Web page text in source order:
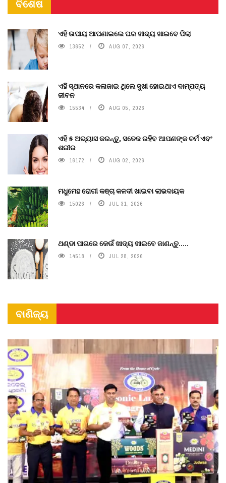
ବିଶେଷ
ଏହି ଉପାୟ ଆପଣାଇଲେ ଘର ଖାଦ୍ୟ ଖାଇବେ ପିଲା
13652 AUG 07, 2026
ଏହି ସ୍ଥାନରେ କଳାଜାଇ ଥିଲେ ସୁଖୀ ହୋଇଥାଏ ଦାମ୍ପତ୍ୟ
ଜୀବନ
15534 AUG 05, 2026
ଏହି ୫ ଅଭ୍ୟାସ କରନ୍ତୁ, ସତେଜ ରହିବ ଆପଣଙ୍କ ଚର୍ମ ଏବଂ
ଶରୀର
16172 AUG 02, 2026
ମଧୁମେହ ରୋଗୀ କଞ୍ଚା କଳଦୀ ଖାଇବା ଲାଭଦାୟକ
15026 JUL 31, 2026
ଥଣ୍ଡା ପାଗରେ କେଉଁ ଖାଦ୍ୟ ଖାଇବେ ଜାଣନ୍ତୁ.....
14518 JUL 28, 2026
ବାଣିଜ୍ୟ